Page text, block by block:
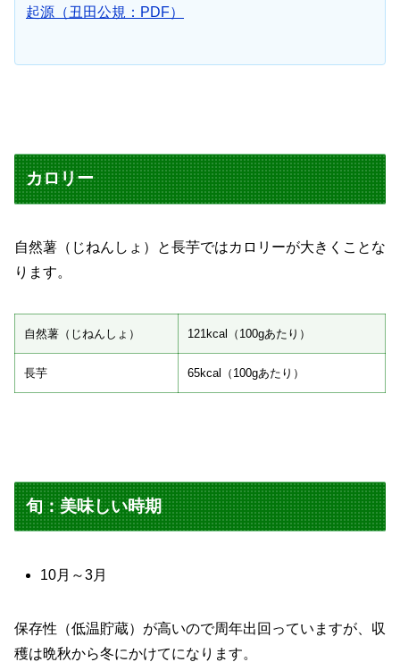
起源（丑田公規：PDF）
カロリー
自然薯（じねんしょ）と長芋ではカロリーが大きくことな
ります。
自然薯（じねんしょ） 121kcal（100gあたり）
長芋 65kcal（100gあたり）
旬：美味しい時期
10月～3月
保存性（低温貯蔵）が高いので周年出回っていますが、収
穫は晩秋から冬にかけてになります。